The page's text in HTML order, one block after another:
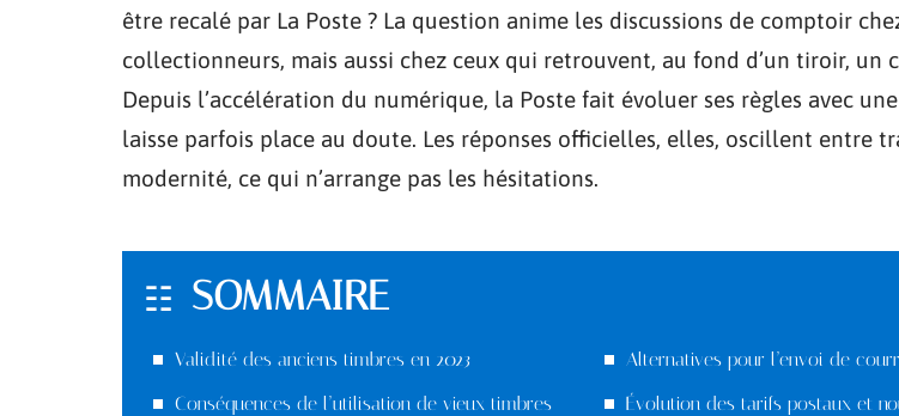
être recalé par La Poste ? La question anime les discussions de comptoir
collectionneurs, mais aussi chez ceux qui retrouvent, au fond d’un tiroir, un
Depuis l’accélération du numérique, la Poste fait évoluer ses règles avec
laisse parfois place au doute. Les réponses officielles, elles, oscillent entre
modernité, ce qui n’arrange pas les hésitations.
SOMMAIRE
Validité des anciens timbres en 2023
Conséquences de l’utilisation de vieux timbres
Alternatives pour l’envoi de
Évolution des tarifs postaux et